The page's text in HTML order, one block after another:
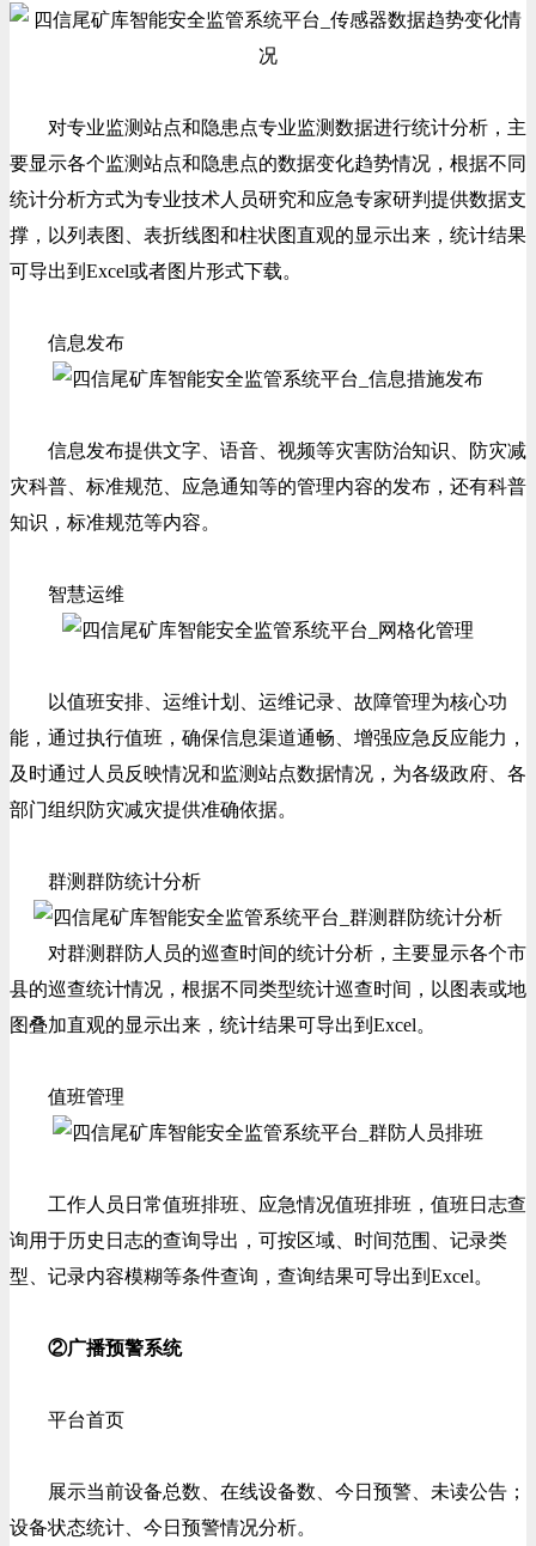
对专业监测站点和隐患点专业监测数据进行统计分析，主
要显示各个监测站点和隐患点的数据变化趋势情况，根据不同
统计分析方式为专业技术人员研究和应急专家研判提供数据支
撑，以列表图、表折线图和柱状图直观的显示出来，统计结果
可导出到Excel或者图片形式下载。
信息发布
信息发布提供文字、语音、视频等灾害防治知识、防灾减
灾科普、标准规范、应急通知等的管理内容的发布，还有科普
知识，标准规范等内容。
智慧运维
以值班安排、运维计划、运维记录、故障管理为核心功
能，通过执行值班，确保信息渠道通畅、增强应急反应能力，
及时通过人员反映情况和监测站点数据情况，为各级政府、各
部门组织防灾减灾提供准确依据。
群测群防统计分析
对群测群防人员的巡查时间的统计分析，主要显示各个市
县的巡查统计情况，根据不同类型统计巡查时间，以图表或地
图叠加直观的显示出来，统计结果可导出到Excel。
值班管理
工作人员日常值班排班、应急情况值班排班，值班日志查
询用于历史日志的查询导出，可按区域、时间范围、记录类
型、记录内容模糊等条件查询，查询结果可导出到Excel。
②广播预警系统
平台首页
展示当前设备总数、在线设备数、今日预警、未读公告；
设备状态统计、今日预警情况分析。